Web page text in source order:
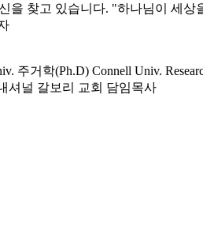
찾고 있습니다. "하나님이 세
거학(Ph.D) Connell Univ.
셔널 갈보리 교회 담임목사